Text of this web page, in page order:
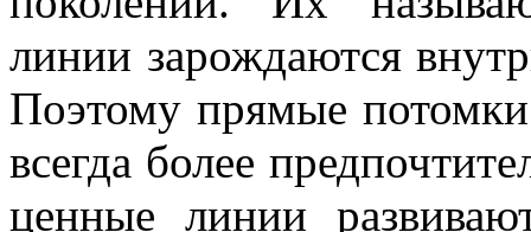
линии зарождаются
Поэтому прямые
всегда более
ценные линии